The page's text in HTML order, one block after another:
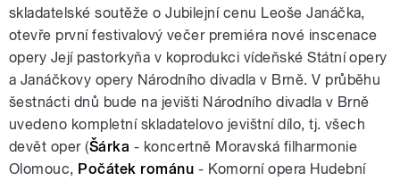
skladatelské soutěže o Jubilejní cenu Leoše Janáčka,
otevře první festivalový večer premiéra nové inscenace
opery Její pastorkyňa v koprodukci vídeňské Státní opery
a Janáčkovy opery Národního divadla v Brně. V průběhu
šestnácti dnů bude na jevišti Národního divadla v Brně
uvedeno kompletní skladatelovo jevištní dílo, tj. všech
devět oper (Šárka - koncertně Moravská filharmonie
Olomouc, Počátek románu - Komorní opera Hudební